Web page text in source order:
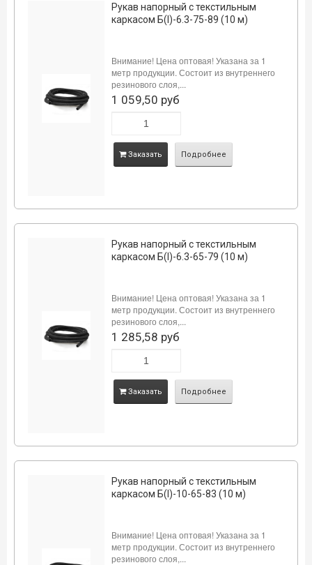
Рукав напорный с текстильным
каркасом Б(I)-6.3-75-89 (10 м)
Внимание! Цена оптовая! Указана за 1
метр продукции. Состоит из внутреннего
резинового слоя,...
1 059,50 руб
Заказать Подробнее
Рукав напорный с текстильным
каркасом Б(I)-6.3-65-79 (10 м)
Внимание! Цена оптовая! Указана за 1
метр продукции. Состоит из внутреннего
резинового слоя,...
1 285,58 руб
Заказать Подробнее
Рукав напорный с текстильным
каркасом Б(I)-10-65-83 (10 м)
Внимание! Цена оптовая! Указана за 1
метр продукции. Состоит из внутреннего
резинового слоя,...